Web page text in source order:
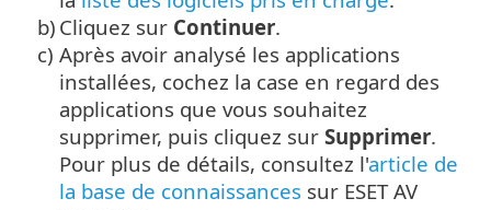
b) Cliquez sur Continuer.
c) Après avoir analysé les applications
installées, cochez la case en regard des
applications que vous souhaitez
supprimer, puis cliquez sur Supprimer.
Pour plus de détails, consultez l'article de
la base de connaissances sur ESET AV